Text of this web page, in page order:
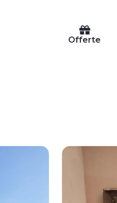
Offerte